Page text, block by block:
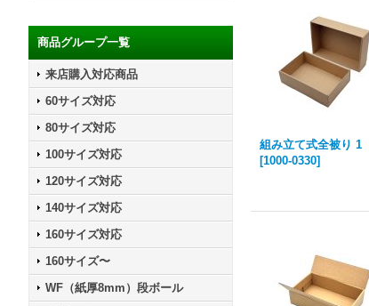
商品グループ一覧
来店購入対応商品
60サイズ対応
80サイズ対応
100サイズ対応
120サイズ対応
140サイズ対応
160サイズ対応
160サイズ〜
WF（紙厚8mm）段ボール
組み立て式全被り 1
[1000-0330]